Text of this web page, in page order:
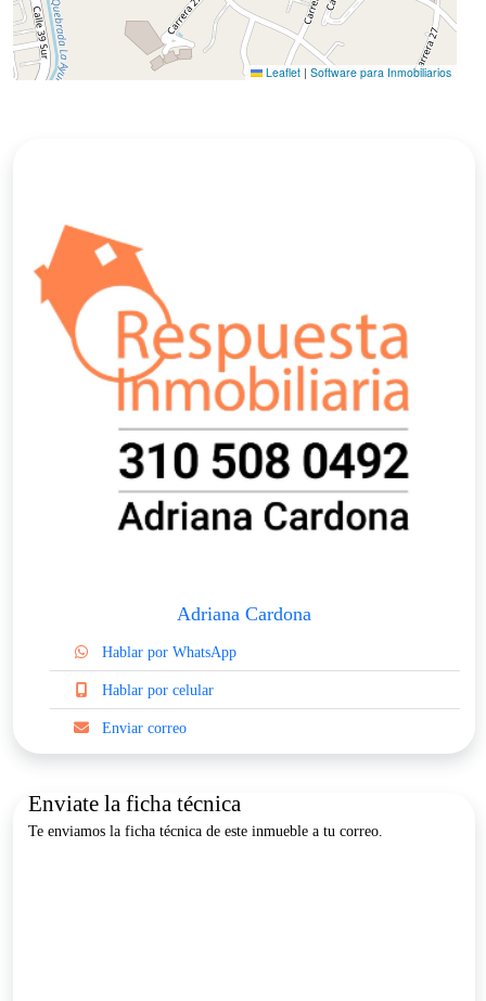
Adriana Cardona
Hablar por WhatsApp
Hablar por celular
Enviar correo
Enviate la ficha técnica
Te enviamos la ficha técnica de este inmueble a tu correo.